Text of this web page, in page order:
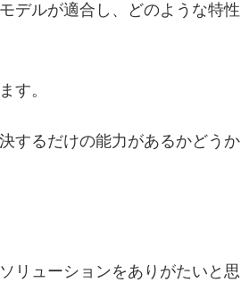
デルが適合し、どのような特性
す。
するだけの能力があるかどうか
リューションをありがたいと思